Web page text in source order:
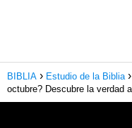
BIBLIA Estudio de la Biblia
octubre? Descubre la verdad